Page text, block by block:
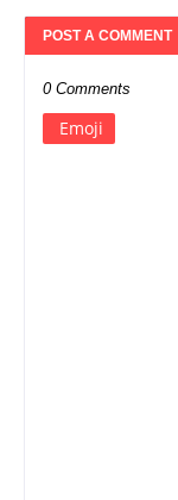
POST A COMMENT
0 Comments
Emoji